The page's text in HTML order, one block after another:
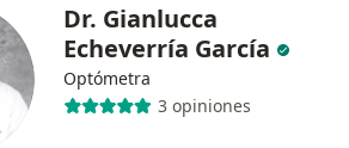
Dr. Gianlucca
Echeverría García
Optómetra
3 opiniones